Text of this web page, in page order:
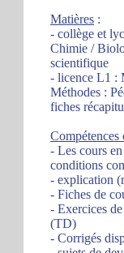
Matières :
- collège et
Chimie /
scientifique
- licence L1 :
Méthodes :
fiches
Compétences
- Les cours
conditions
- explication
- Fiches de
- Exercices
(TD)
- Corrigés